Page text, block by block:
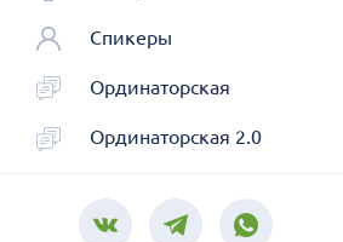
Спикеры
Ординаторская
Ординаторская 2.0